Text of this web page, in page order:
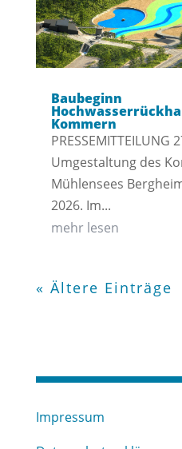
Baubeginn
Kommern
PRESSEMITTEILUNG
Umgestaltung des
Mühlensees
2026. Im...
mehr lesen
« Ältere Einträge
Impressum